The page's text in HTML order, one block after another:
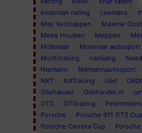
koopman racing
Leemans
Max Verstappen
Maxime
Mees Houben
Meppen
Molenaar
Molenaar autosport
Moritzracing
nankang
Niemann
Niemannautosport
NXT
NXTracing obd
Oliehandel
Oliehandel.nl
OTS
OTSracing
Porsche
Porsche 911 GT3 Cup
Porsche Carrera Cup